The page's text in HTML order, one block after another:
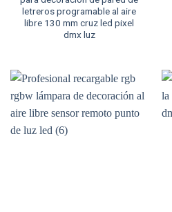
letreros programable al aire
libre 130 mm cruz led pixel
dmx luz